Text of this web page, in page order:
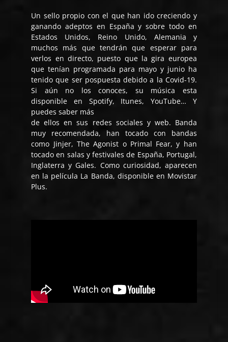
Un sello propio con el que han ido creciendo y
ganando adeptos en España y sobre todo en
Estados Unidos, Reino Unido, Alemania y
muchos más que tendrán que esperar para
verlos en directo, puesto que la gira europea
que tenían programada para mayo y junio ha
tenido que ser pospuesta debido a la Covid-19.
Si aún no los conoces, su música esta
disponible en Spotify, Itunes, YouTube… Y
puedes saber más
de ellos en sus redes sociales y web. Banda
muy recomendada, han tocado con bandas
como Jinjer, The Agonist o Primal Fear, y han
tocado en salas y festivales de España, Portugal,
Inglaterra y Gales. Como curiosidad, aparecen
en la película La Banda, disponible en Movistar
Plus.